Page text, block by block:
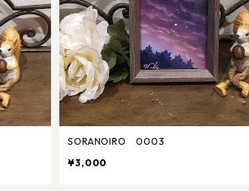
SORANOIRO 0003
¥3,000